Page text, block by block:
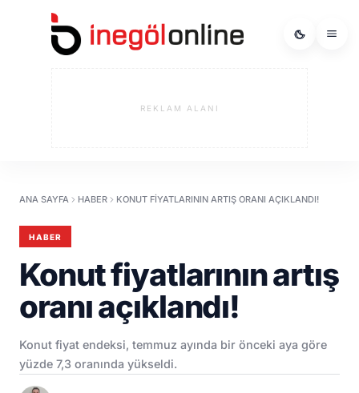
REKLAM ALANI
ANA SAYFA HABER KONUT FIYATLARININ ARTIŞ ORANI AÇIKLANDI!
HABER
Konut fiyatlarının artış
oranı açıklandı!
Konut fiyat endeksi, temmuz ayında bir önceki aya göre
yüzde 7,3 oranında yükseldi.